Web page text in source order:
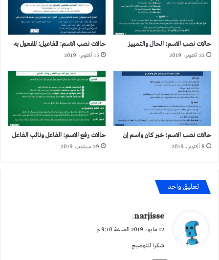
حالات نصب الاسم: الحال والتمييز
22 أكتوبر، 2019
حالات نصب الاسم: المفاعيل: المفعول به
15 أكتوبر، 2019
حالات نصب الاسم: خبر كان واسم إن
8 أكتوبر، 2019
حالات رفع الاسم: الفاعل ونائب الفاعل
29 سبتمبر، 2019
تعليق واحد
ي
ل
narjisse
:
12 مايو، 2019 الساعة 9:10 م
شكرا للتوضيح